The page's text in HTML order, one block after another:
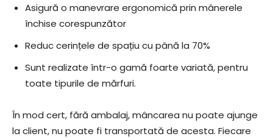
Asigură o manevrare ergonomică prin mânerele
închise corespunzător
Reduc cerințele de spațiu cu până la 70%
Sunt realizate într-o gamă foarte variată, pentru
toate tipurile de mărfuri.
În mod cert, fără ambalaj, mâncarea nu poate ajunge
la client, nu poate fi transportată de acesta. Fiecare